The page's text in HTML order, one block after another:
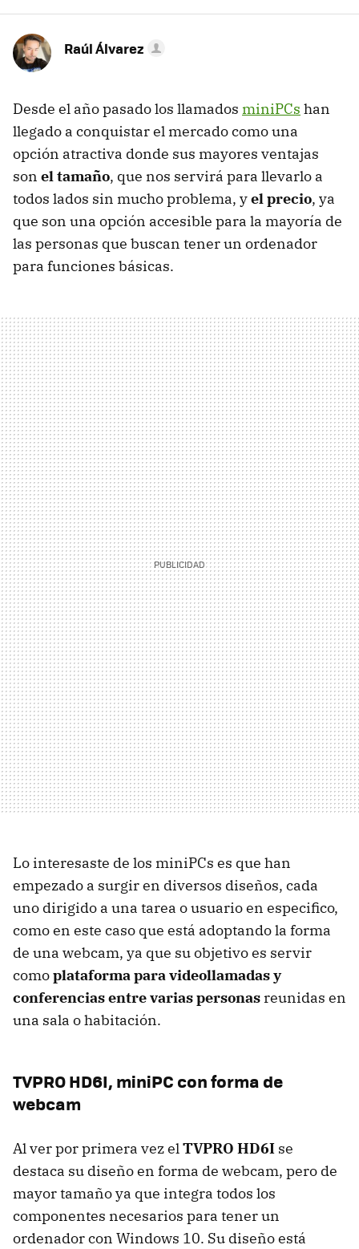
Raúl Álvarez
Desde el año pasado los llamados miniPCs han
llegado a conquistar el mercado como una
opción atractiva donde sus mayores ventajas
son el tamaño, que nos servirá para llevarlo a
todos lados sin mucho problema, yel precio, ya
que son una opción accesible para la mayoría de
las personas que buscan tener un ordenador
para funciones básicas.
Lo interesaste de los miniPCs es que han
empezado a surgir en diversos diseños, cada
uno dirigido a una tarea o usuario en especifico,
como en este caso que está adoptando la forma
de una webcam, ya que su objetivo es servir
comoplataforma para videollamadas y
conferencias entre varias personas reunidas en
una sala o habitación.
TVPRO HD6I, miniPC con forma de
webcam
Al ver por primera vez el TVPRO HD6I se
destaca su diseño en forma de webcam, pero de
mayor tamaño ya que integra todos los
componentes necesarios para tener un
ordenador con Windows 10. Su diseño está